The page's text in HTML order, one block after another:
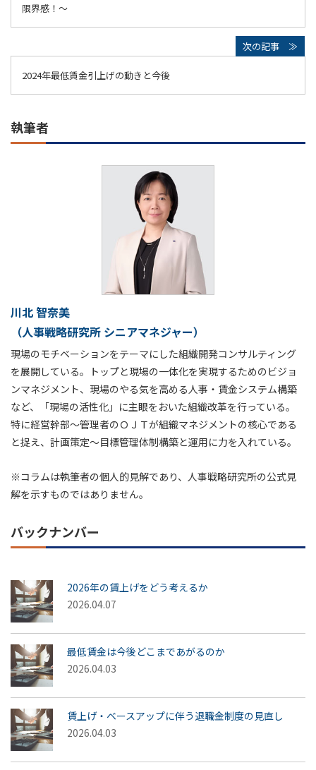
限界感！～
2024年最低賃金引上げの動きと今後
執筆者
川北 智奈美
（人事戦略研究所 シニアマネジャー）
現場のモチベーションをテーマにした組織開発コンサルティング
を展開している。トップと現場の一体化を実現するためのビジョ
ンマネジメント、現場のやる気を高める人事・賃金システム構築
など、「現場の活性化」に主眼をおいた組織改革を行っている。
特に経営幹部～管理者のＯＪＴが組織マネジメントの核心である
と捉え、計画策定～目標管理体制構築と運用に力を入れている。
※コラムは執筆者の個人的見解であり、人事戦略研究所の公式見
解を示すものではありません。
バックナンバー
2026年の賃上げをどう考えるか
2026.04.07
最低賃金は今後どこまであがるのか
2026.04.03
賃上げ・ベースアップに伴う退職金制度の見直し
2026.04.03